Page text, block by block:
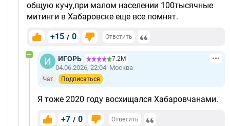
общую кучу,при малом населении 100тысячные
митинги в Хабаровске еще все помнят.
+15 / 0 Ответить
ИГОРЬ 7.2М
04.06.2026, 22:04 Москва
Чат Подписаться
Я тоже 2020 году восхищался Хабаровчанами.
+7 / 0 Ответить